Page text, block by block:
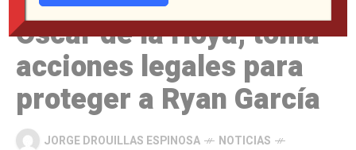
Óscar de la Hoya, toma
acciones legales para
proteger a Ryan García
JORGE DROUILLAS ESPINOSA
NOTICIAS